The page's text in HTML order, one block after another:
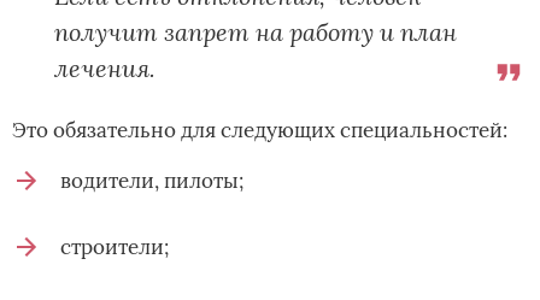
получит запрет на работу и план
лечения.
Это обязательно для следующих специальностей:
водители, пилоты;
строители;